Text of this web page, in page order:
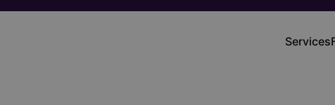
Overslaan
Main
Services